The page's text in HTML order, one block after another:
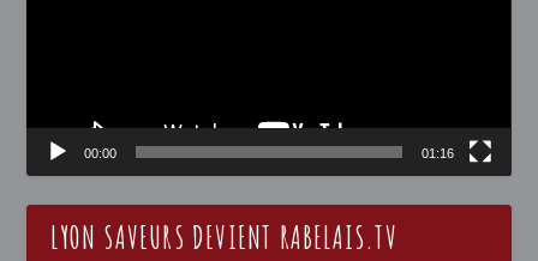
00:00 01:16
LYON SAVEURS DEVIENT RABELAIS.TV